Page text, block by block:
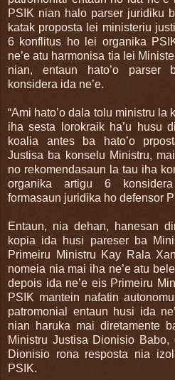
PSIK nian halo parser juridiku
katak proposta lei ministeriu
6 konflitus ho lei organika
ne’e atu harmonisa tia lei
nian, entaun hato’o parser
konsidera ida ne’e.
“Ami hato’o dala tolu ministru la
iha sesta lorokraik ha’u husu
koalia antes ba hato’o
Justisa ba konselu Ministru,
no rekomendasaun la tau iha
organika artigu 6
formasaun juridika ho defensor
Entaun, nia dehan, hanesan
kopia ida husi pareser ba
Primeiru Ministru Kay Rala
nomeia nia mai iha ne’e atu
depois ida ne’e eis Primeiru
PSIK mantein nafatin
patromonial entaun husi ida
nian haruka mai diretamente
Ministru Justisa Dionisio
Dionisio rona resposta nia
PSIK.